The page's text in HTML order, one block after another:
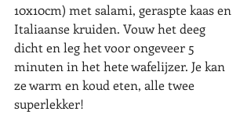
10x10cm) met salami, geraspte kaas en
Italiaanse kruiden. Vouw het deeg
dicht en leg het voor ongeveer 5
minuten in het hete wafelijzer. Je kan
ze warm en koud eten, alle twee
superlekker!